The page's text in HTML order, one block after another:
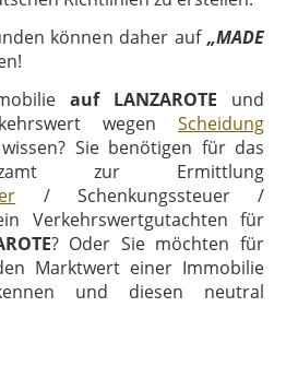
können daher auf „MADE
auf LANZAROTE und
wegen Scheidung
Sie benötigen für das
zur Ermittlung
/ Schenkungssteuer /
Verkehrswertgutachten für
? Oder Sie möchten für
Marktwert einer Immobilie
und diesen neutral